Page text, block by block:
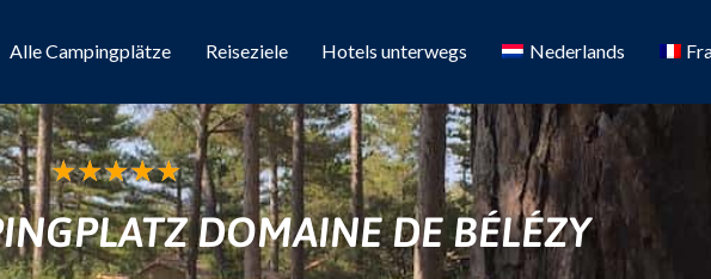
Alle Campingplätze Reiseziele Hotels unterwegs Nederlands
★★★★★
DOMAINE DE BÉLÉZY